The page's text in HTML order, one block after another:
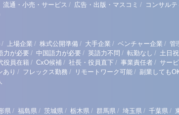
流通・小売・サービス / 広告・出版・マスコミ / コンサル
/ 上場企業 / 株式公開準備 / 大手企業 / ベンチャー企業 / 管
力が必要 / 中国語力が必要 / 英語力不問 / 転勤なし / 土日
役員在籍/ CxO候補 / 社長・役員直下 / 事業責任者 / サー
あり / フレックス勤務 / リモートワーク可能 / 副業しても
県 / 福島県 / 茨城県 / 栃木県 / 群馬県 / 埼玉県 / 千葉県 /